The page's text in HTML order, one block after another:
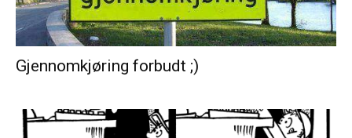
Gjennomkjøring forbudt ;)